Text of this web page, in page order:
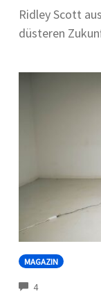
Ridley Scott
düsteren
MAGAZIN
4COMMENTS